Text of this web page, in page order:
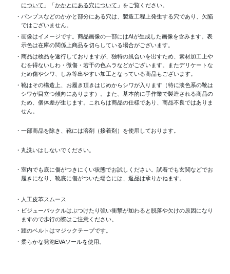
について 」「かかとにある穴について 」をご覧ください。
・パンプスなどのかかと部分にある穴は、製造工程上発生する穴であり、欠陥
ではございません。
・画像はイメージです。商品画像の一部にはAIが生成した画像を含みます。表
示色は在庫の関係上商品を切らしている場合がございます。
・商品は検品を遂行しておりますが、独特の風合いを出すため、素材加工上
むを得ないしわ・微傷・若干の色ムラなどがございます。またデリケートな
ため傷やシワ、しみ等出やすい加工となっている商品もございます。
・靴はその構造上、お履き頂きはじめからシワが入ります（特に淡色系の靴は
シワが目立つ傾向にあります）。また、基本的に手作業で製造される商品の
ため、個体差が生じます。これらは商品の仕様であり、商品不良ではありま
せん。
・一部商品を除き、靴には溶剤（接着剤）を使用しております。
・丸洗いはしないでください。
・室内でも底に傷がつきにくい状態でお試しください。試着でも玄関などでお
履きになり、靴底に傷がついた場合には、返品は承りかねます。
・人工皮革スムース
・ビジューバックルはぶつけたり強い衝撃が加わると脱落や欠けの原因になり
ますので歩行の際はご注意ください。
・踵のベルトはマジックテープです。
・柔らかな発泡EVAソールを使用。